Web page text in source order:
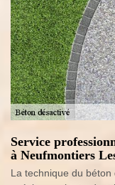
Service
à Neufmontiers
La technique du